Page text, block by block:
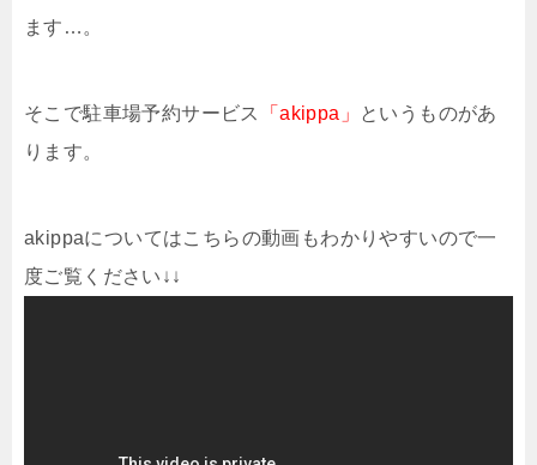
ます…。
そこで駐車場予約サービス 「akippa」
というものがあ
ります。
akippaについてはこちらの動画もわかりやすいので一
度ご覧ください↓↓